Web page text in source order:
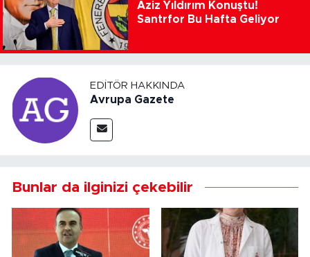
Aziz Yıldırım Konuştu!
Santrfor Bu Hafta Geliyor
EDITÖR HAKKINDA
Avrupa Gazete
Bunlar da ilginizi çekebilir